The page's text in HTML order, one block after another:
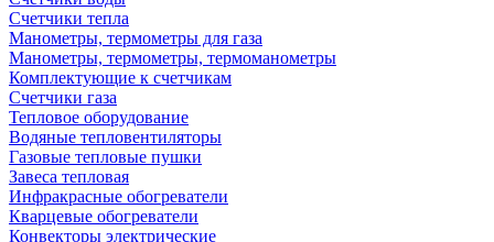
Счетчики тепла
Манометры, термометры для газа
Манометры, термометры, термоманометры
Комплектующие к счетчикам
Счетчики газа
Тепловое оборудование
Водяные тепловентиляторы
Газовые тепловые пушки
Завеса тепловая
Инфракрасные обогреватели
Кварцевые обогреватели
Конвекторы электрические